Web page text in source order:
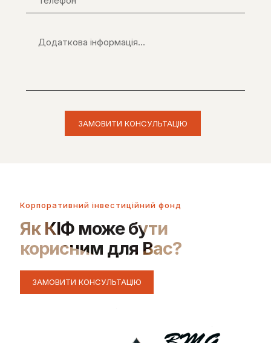
Корпоративний інвестиційний фонд
Як КІФ може бути
корисним для Вас?
ЗАМОВИТИ КОНСУЛЬТАЦІЮ